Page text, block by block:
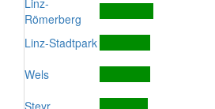
Linz-
Römerberg
Linz-Stadtpark
Wels
Steyr